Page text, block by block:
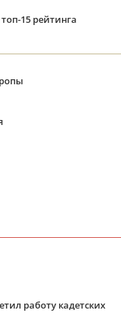
рейтинга
работу кадетских